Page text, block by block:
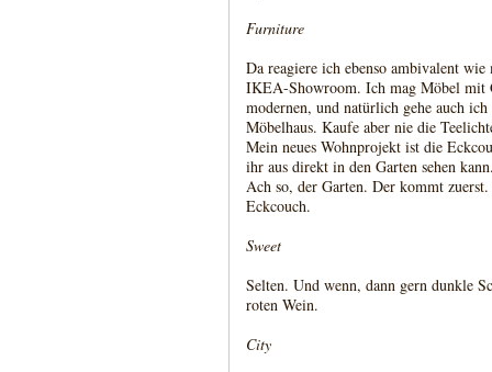
Furniture
Da reagiere ich ebenso ambivalent
IKEA-Showroom. Ich mag Möbel mit
modernen, und natürlich gehe auch
Möbelhaus. Kaufe aber nie die
Mein neues Wohnprojekt ist die
ihr aus direkt in den Garten sehen
Ach so, der Garten. Der kommt
Eckcouch.
Sweet
Selten. Und wenn, dann gern dunkle
roten Wein.
City